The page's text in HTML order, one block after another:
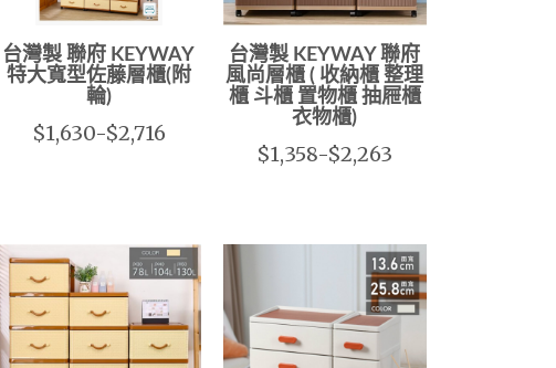
台灣製 聯府 KEYWAY
特大寬型佐藤層櫃(附
輪)
$1,630-$2,716
台灣製 KEYWAY 聯府
風尚層櫃 ( 收納櫃 整理
櫃 斗櫃 置物櫃 抽屜櫃
衣物櫃)
$1,358-$2,263